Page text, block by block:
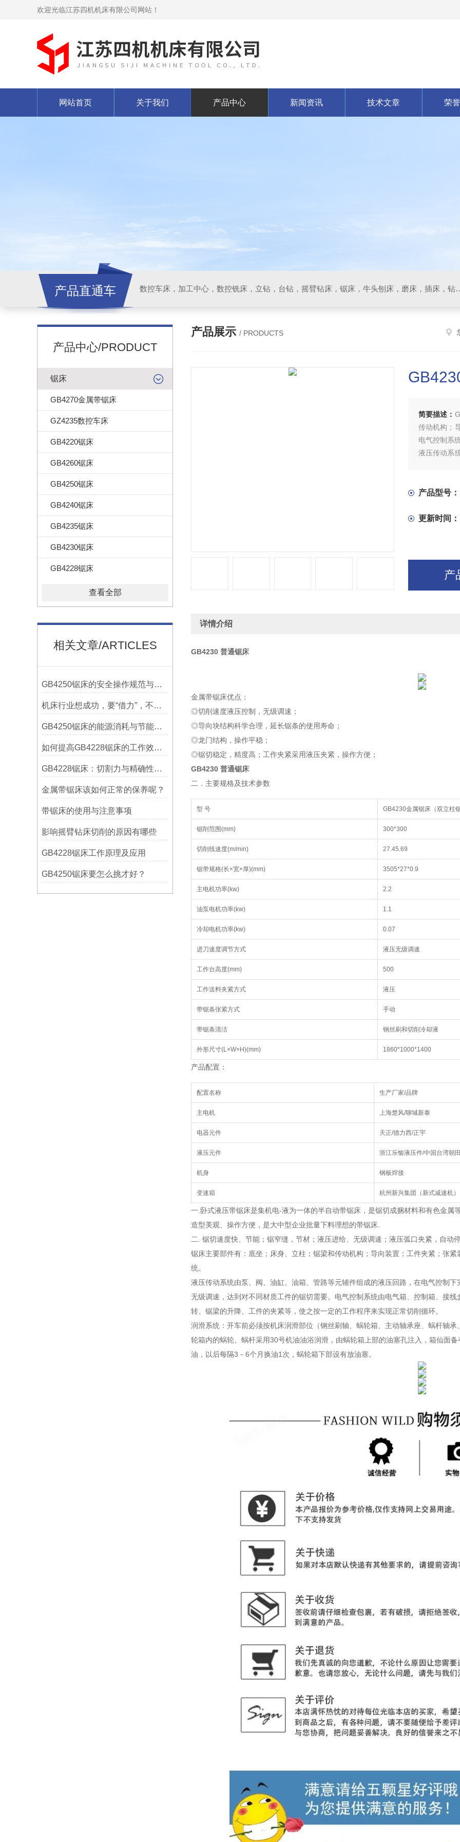
欢迎光临江苏四机机床有限公司网站！
网站首页 关于我们 产品中心 新闻资讯 技术文章 荣
产品直通车 数控车床，加工中心，数控铣床，立
产品中心/PRODUCT
锯床
GB4270金属带锯床
GZ4235数控车床
GB4220锯床
GB4260锯床
GB4250锯床
GB4240锯床
GB4235锯床
GB4230锯床
GB4228锯床
查看全部
相关文章/ARTICLES
GB4250锯床的安全操作规范与注意事项
机床行业想成功，要“借力”，不要“尽力”！
GB4250锯床的能源消耗与节能措施
如何提高GB4228锯床的工作效率？
GB4228锯床：切割力与精确性的结合
金属带锯床该如何正常的保养呢？
带锯床的使用与注意事项
影响摇臂钻床切削的原因有哪些
GB4228锯床工作原理及应用
GB4250锯床要怎么挑才好？
产品展示 / PRODUCTS
简要描述：
传动机构；
电气控制系
液压传动系
箱、控制箱
产品型号：
更新时间：
产
详情介绍
GB4230 普通锯床
金属带锯床优点：
◎切削速度液压控制，无级调速；
◎导向块结构科学合理，延长锯条的使用寿命；
◎龙门结构，操作平稳；
◎锯切稳定，精度高；工作夹紧采用液压夹紧，操作方便；
GB4230 普通锯床
二．主要规格及技术参数
型 号 GB4230金属锯床（双立柱
锯削范围(mm) 300*300
切削线速度(m/min) 27.45.69
锯带规格(长×宽×厚)(mm) 3505*27*0.9
主电机功率(kw) 2.2
油泵电机功率(kw) 1.1
冷却电机功率(kw) 0.07
进刀速度调节方式 液压无级调速
工作台高度(mm) 500
工作送料夹紧方式 液压
带锯条张紧方式 手动
带锯条清洁 钢丝刷和切削冷却液
外形尺寸(L×W×H)(mm) 1860*1000*1400
产品配置：
配置名称 生产厂家/品牌
主电机 上海楚风/聊城新泰
电器元件 天正/德力西/正宇
液压元件 浙江乐愉液压件/中国台湾朝
机身 钢板焊接
变速箱 杭州新兴集团（新式减速机）
一.卧式液压带锯床是集机电-液为一体的半自动带锯床，是锯切成捆材料和有色金
造型美观、操作方便，是大中型企业批量下料理想的带锯床.
二. 锯切速度快、节能；锯窄缝，节材；液压进给、无级调速；液压弧口夹紧，自动
锯床主要部件有：底坐；床身、立柱；锯梁和传动机构；导向装置；工件夹紧；张
统。
液压传动系统由泵、阀、油缸、油箱、管路等元辅件组成的液压回路，在电气控制
无级调速，达到对不同材质工件的锯切需要。电气控制系统由电气箱、控制箱、接
转、锯梁的升降、工件的夹紧等，使之按一定的工作程序来实现正常切削循环。
润滑系统：开车前必须按机床润滑部位（钢丝刷轴、蜗轮箱、主动轴承座、蜗杆轴
轮箱内的蜗轮、蜗杆采用30号机油油浴润滑，由蜗轮箱上部的油塞孔注入，箱仙面
油，以后每隔3－6个月换油1次，蜗轮箱下部设有放油塞。